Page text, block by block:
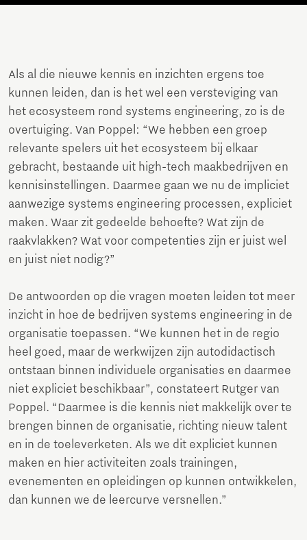
Als al die nieuwe kennis en inzichten ergens toe
kunnen leiden, dan is het wel een versteviging van
het ecosysteem rond systems engineering, zo is de
overtuiging. Van Poppel: “We hebben een groep
relevante spelers uit het ecosysteem bij elkaar
gebracht, bestaande uit high-tech maakbedrijven en
kennisinstellingen. Daarmee gaan we nu de impliciet
aanwezige systems engineering processen, expliciet
maken. Waar zit gedeelde behoefte? Wat zijn de
raakvlakken? Wat voor competenties zijn er juist wel
en juist niet nodig?”
De antwoorden op die vragen moeten leiden tot meer
inzicht in hoe de bedrijven systems engineering in de
organisatie toepassen. “We kunnen het in de regio
heel goed, maar de werkwijzen zijn autodidactisch
ontstaan binnen individuele organisaties en daarmee
niet expliciet beschikbaar”, constateert Rutger van
Poppel. “Daarmee is die kennis niet makkelijk over te
brengen binnen de organisatie, richting nieuw talent
en in de toeleverketen. Als we dit expliciet kunnen
maken en hier activiteiten zoals trainingen,
evenementen en opleidingen op kunnen ontwikkelen,
dan kunnen we de leercurve versnellen.”